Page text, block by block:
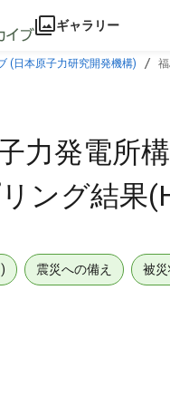
ギャラリー
(日本原子力研究開発機構)
力発電所
ング結果
震災への備え 被災